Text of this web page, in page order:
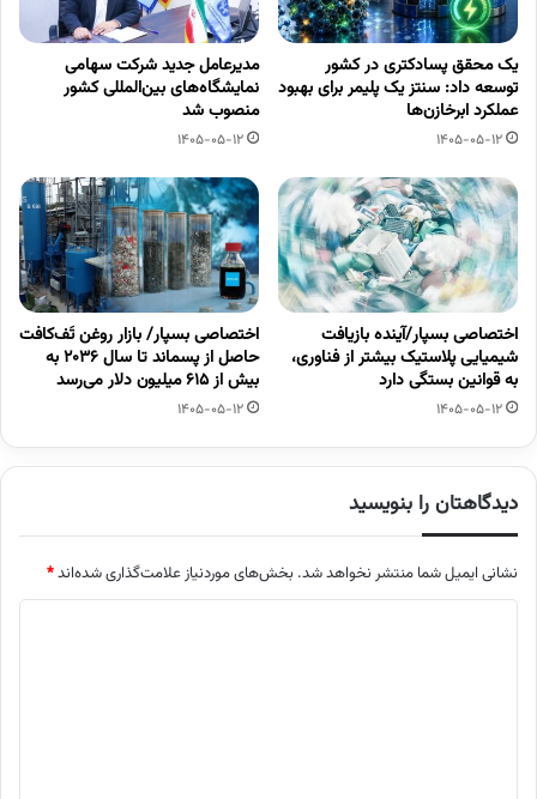
یک محقق پسادکتری در کشور
توسعه داد: سنتز یک پلیمر برای بهبود
عملکرد ابرخازن‌ها
1405-05-12
مدیرعامل جدید شرکت سهامی
نمایشگاه‌های بین‌المللی کشور
منصوب شد
1405-05-12
اختصاصی بسپار/آینده بازیافت
شیمیایی پلاستیک بیشتر از فناوری،
به قوانین بستگی دارد
1405-05-12
اختصاصی بسپار/ بازار روغن تَف‌کافت
حاصل از پسماند تا سال ۲۰۳۶ به
بیش از ۶۱۵ میلیون دلار می‌رسد
1405-05-12
دیدگاهتان را بنویسید
نشانی ایمیل شما منتشر نخواهد شد. بخش‌های موردنیاز علامت‌گذاری شده‌اند*